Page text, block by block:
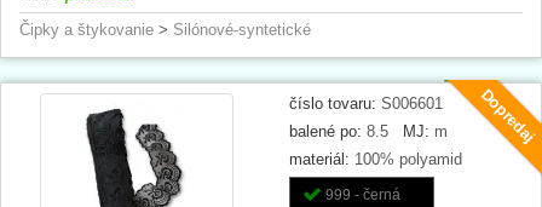
Čipky a štykovanie > Silónové-syntetické
Dopredaj
číslo tovaru: S006601
balené po: 8.5 MJ: m
materiál: 100% polyamid
999 - černá